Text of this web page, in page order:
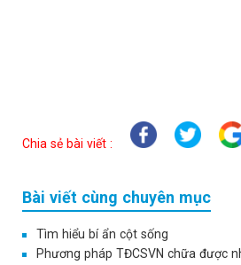
Chia sẻ bài viết :
Bài viết cùng chuyên mục
Tìm hiểu bí ẩn cột sống
Phương pháp TĐCSVN chữa được